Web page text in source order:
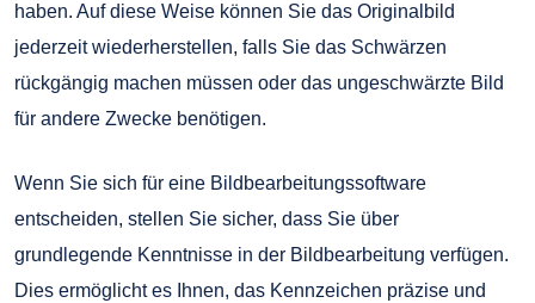
haben. Auf diese Weise können Sie das Originalbild
jederzeit wiederherstellen, falls Sie das Schwärzen
rückgängig machen müssen oder das ungeschwärzte Bild
für andere Zwecke benötigen.
Wenn Sie sich für eine Bildbearbeitungssoftware
entscheiden, stellen Sie sicher, dass Sie über
grundlegende Kenntnisse in der Bildbearbeitung verfügen.
Dies ermöglicht es Ihnen, das Kennzeichen präzise und